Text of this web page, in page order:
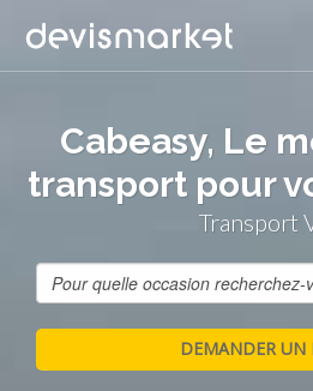
Cabeasy, Le
transport pour
Transport